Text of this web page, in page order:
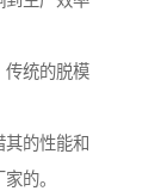
传统的脱模
的性能和
的。